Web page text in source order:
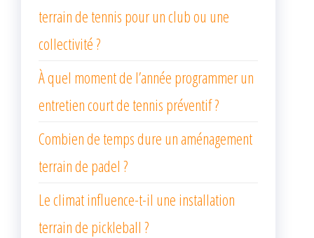
terrain de tennis pour un club ou une
collectivité ?
À quel moment de l’année programmer un
entretien court de tennis préventif ?
Combien de temps dure un aménagement
terrain de padel ?
Le climat influence-t-il une installation
terrain de pickleball ?